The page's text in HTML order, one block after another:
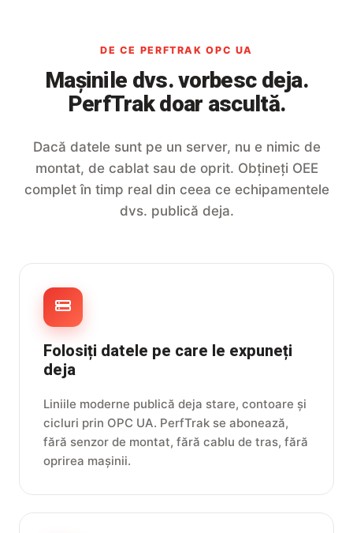
DE CE PERFTRAK OPC UA
Mașinile dvs. vorbesc deja.
PerfTrak doar ascultă.
Dacă datele sunt pe un server, nu e nimic de
montat, de cablat sau de oprit. Obțineți OEE
complet în timp real din ceea ce echipamentele
dvs. publică deja.
Folosiți datele pe care le expuneți
deja
Liniile moderne publică deja stare, contoare și
cicluri prin OPC UA. PerfTrak se abonează,
fără senzor de montat, fără cablu de tras, fără
oprirea mașinii.